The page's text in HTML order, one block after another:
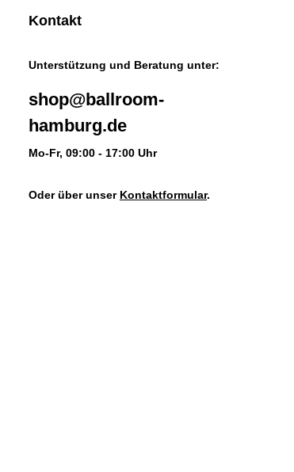
Kontakt
Unterstützung und Beratung unter:
shop@ballroom-
hamburg.de
Mo-Fr, 09:00 - 17:00 Uhr
Oder über unser Kontaktformular.